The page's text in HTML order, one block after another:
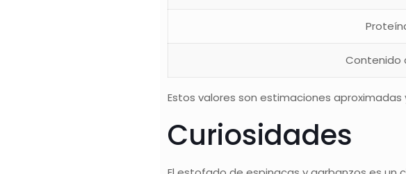
Contenido
Estos valores son estimaciones
Curiosidades